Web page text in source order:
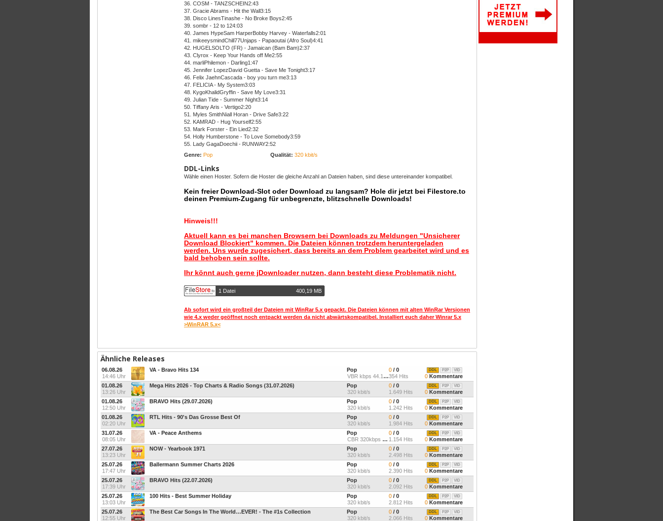
36. COSM - TANZSCHEIN2:43
37. Gracie Abrams - Hit the Wall3:15
38. Disco LinesTinashe - No Broke Boys2:45
39. sombr - 12 to 124:03
40. James HypeSam HarperBobby Harvey - Waterfalls2:01
41. mikeeysmindChill77Unjaps - Papaoutai (Afro Soul)4:41
42. HUGELSOLTO (FR) - Jamaican (Bam Bam)2:37
43. Clyrox - Keep Your Hands off Me2:55
44. marliPhilemon - Darling1:47
45. Jennifer LopezDavid Guetta - Save Me Tonight3:17
46. Felix JaehnCascada - boy you turn me3:13
47. FELICIA - My System3:03
48. KygoKhalidGryffin - Save My Love3:31
49. Julian Tide - Summer Night3:14
50. Tiffany Aris - Vertigo2:20
51. Myles SmithNiall Horan - Drive Safe3:22
52. KAMRAD - Hug Yourself2:55
53. Mark Forster - Ein Lied2:32
54. Holly Humberstone - To Love Somebody3:59
55. Lady GagaDoechii - RUNWAY2:52
Genre: Pop Qualität: 320 kbit/s
DDL-Links
Wähle einen Hoster. Sofern die Hoster die gleiche Anzahl an Dateien haben, sind diese untereinander kompatibel.
Kein freier Download-Slot oder Download zu langsam? Hole dir jetzt bei Filestore.to
deinen Premium-Zugang für unbegrenzte, blitzschnelle Downloads!
Hinweis!!!
Aktuell kann es bei manchen Browsern bei Downloads zu Meldungen "Unsicherer
Download Blockiert" kommen. Die Dateien können trotzdem heruntergeladen
werden. Uns wurde zugesichert, dass bereits an dem Problem gearbeitet wird und es
bald behoben sein sollte.
Ihr könnt auch gerne jDownloader nutzen, dann besteht diese Problematik nicht.
1 Datei 400,19 MB
Ab sofort wird ein großteil der Dateien mit WinRar 5.x gepackt. Die Dateien können mit alten WinRar Versionen
wie 4.x weder geöffnet noch entpackt werden da nicht abwärtskompatibel. Installiert euch daher Winrar 5.x
>WinRAR 5.x<
Ähnliche Releases
06.08.26
14:46 Uhr
VA - Bravo Hits 134
Pop
VBR kbps 44.1kHz Joint-St
0 / 0
354 Hits
VID
P2P
DDL
0 Kommentare
01.08.26
13:26 Uhr
Mega Hits 2026 - Top Charts & Radio Songs (31.07.2026)
Pop
320 kbit/s
0 / 0
1.649 Hits
VID
P2P
DDL
0 Kommentare
01.08.26
12:50 Uhr
BRAVO Hits (29.07.2026)
Pop
320 kbit/s
0 / 0
1.242 Hits
VID
P2P
DDL
0 Kommentare
01.08.26
02:20 Uhr
RTL Hits - 90's Das Grosse Best Of
Pop
320 kbit/s
0 / 0
1.984 Hits
VID
P2P
DDL
0 Kommentare
31.07.26
08:05 Uhr
VA - Peace Anthems
Pop
CBR 320kbps 44.1kHz Joint
0 / 0
1.154 Hits
VID
P2P
DDL
0 Kommentare
27.07.26
13:23 Uhr
NOW - Yearbook 1971
Pop
320 kbit/s
0 / 0
2.498 Hits
VID
P2P
DDL
0 Kommentare
25.07.26
17:47 Uhr
Ballermann Summer Charts 2026
Pop
320 kbit/s
0 / 0
2.390 Hits
VID
P2P
DDL
0 Kommentare
25.07.26
17:39 Uhr
BRAVO Hits (22.07.2026)
Pop
320 kbit/s
0 / 0
2.092 Hits
VID
P2P
DDL
0 Kommentare
25.07.26
13:03 Uhr
100 Hits - Best Summer Holiday
Pop
320 kbit/s
0 / 0
2.812 Hits
VID
P2P
DDL
0 Kommentare
25.07.26
12:55 Uhr
The Best Car Songs In The World…EVER! - The #1s Collection
Pop
320 kbit/s
0 / 0
2.066 Hits
VID
P2P
DDL
0 Kommentare